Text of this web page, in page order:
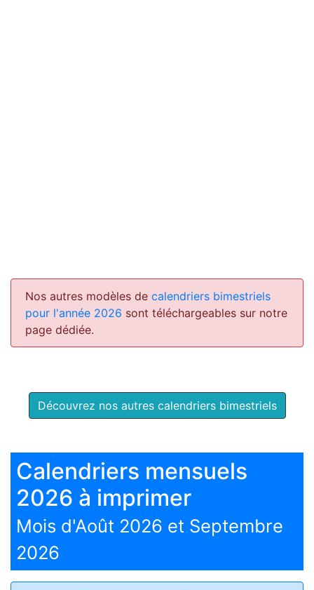
Nos autres modèles de calendriers bimestriels
pour l'année 2026 sont téléchargeables sur notre
page dédiée.
Découvrez nos autres calendriers bimestriels
Calendriers mensuels
2026 à imprimer
Mois d'Août 2026 et Septembre
2026